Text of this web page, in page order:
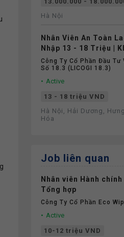
Hà Nội
Nhân Viên An Toàn
Nhập 13 - 18 Triệu |
Kinh Nghiệm
Công Ty Cổ Phần Đầu Tư
Số 18.3 (LICOGI 18.3)
Active
13 - 18 triệu VND
Hà Nội, Hải Dương,
Hóa
Job liên quan
Nhân viên Hành
Tổng hợp
Công Ty Cổ Phần Eco
Active
10-12 triệu VND